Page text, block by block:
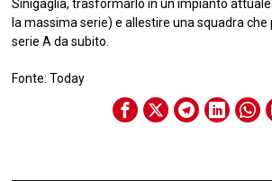
Sinigaglia, trasformarlo in un impianto
la massima serie) e allestire una squadra
serie A da subito.
Fonte: Today